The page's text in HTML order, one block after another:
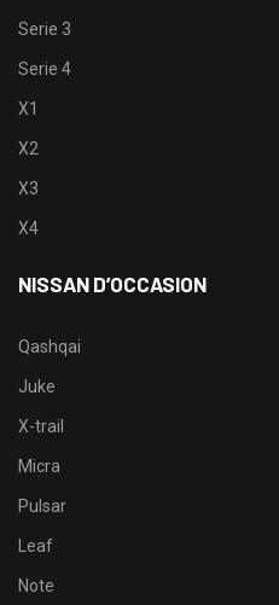
Serie 3
Serie 4
X1
X2
X3
X4
NISSAN D’OCCASION
Qashqai
Juke
X-trail
Micra
Pulsar
Leaf
Note